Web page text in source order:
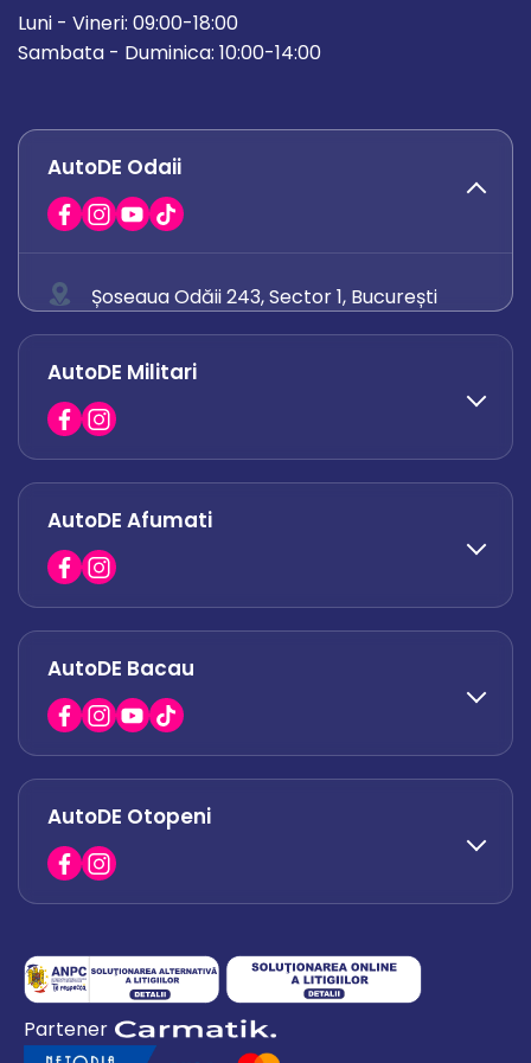
Luni - Vineri: 09:00-18:00
Sambata - Duminica: 10:00-14:00
AutoDE Odaii
Șoseaua Odăii 243, Sector 1, București
0742 444 194
office.odaii@autode.ro
AutoDE Militari
0758 338 428
office.militari@autode.ro
AutoDE Afumati
0751 628 054
AutoDE Bacau
0730 063 852
0730 063 851
AutoDE Otopeni
0754 649 360
office.premium@autode.ro
Partener